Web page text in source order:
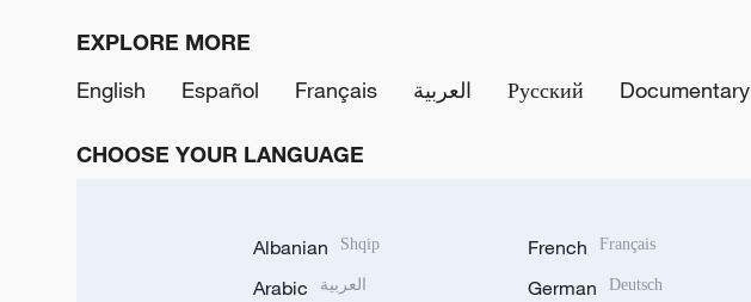
EXPLORE MORE
English
Español Français العربية Русский Documentary
CHOOSE YOUR LANGUAGE
Albanian Shqip
Arabic العربية
French Français
German Deutsch